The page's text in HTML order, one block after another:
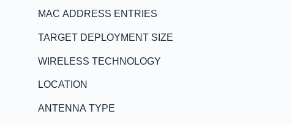
MAC ADDRESS ENTRIES
TARGET DEPLOYMENT SIZE
WIRELESS TECHNOLOGY
LOCATION
ANTENNA TYPE